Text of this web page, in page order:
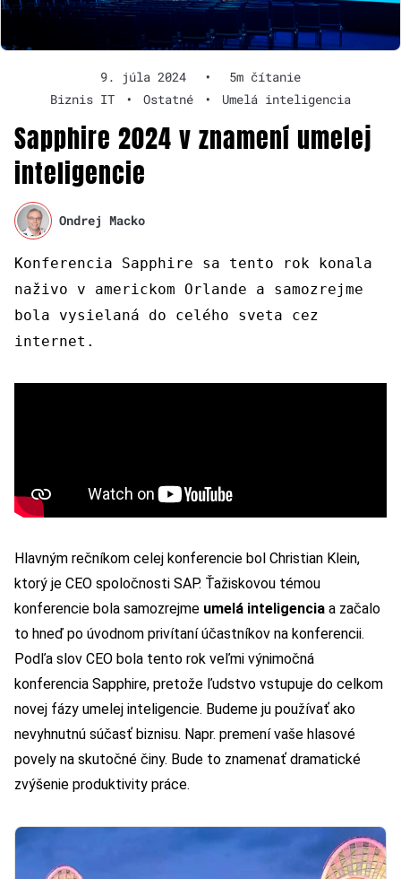
9. júla 2024 •
5m čítanie
Biznis IT
• Ostatné • Umelá inteligencia
Sapphire 2024 v znamení umelej
inteligencie
Ondrej Macko
Konferencia Sapphire sa tento rok konala
naživo v americkom Orlande a samozrejme
bola vysielaná do celého sveta cez
internet.
Hlavným rečníkom celej konferencie bol Christian Klein,
ktorý je CEO spoločnosti SAP. Ťažiskovou témou
konferencie bola samozrejme umelá inteligencia a začalo
to hneď po úvodnom privítaní účastníkov na konferencii.
Podľa slov CEO bola tento rok veľmi výnimočná
konferencia Sapphire, pretože ľudstvo vstupuje do celkom
novej fázy umelej inteligencie. Budeme ju používať ako
nevyhnutnú súčasť biznisu. Napr. premení vaše hlasové
povely na skutočné činy. Bude to znamenať dramatické
zvýšenie produktivity práce.